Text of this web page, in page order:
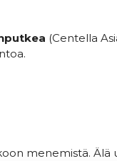
(Centella
menemistä. Älä